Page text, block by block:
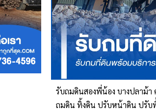
รับถมดินสองพี่น้อง บางปลาม้า
ถมดิน ทิ้งดิน ปรับหน้าดิน ปรับ